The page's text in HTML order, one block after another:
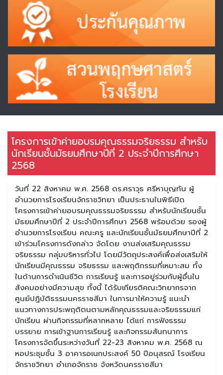
โครงการเข้าค่ายอบรมคุณธรรมจริยธรรม สำหรับ
นักเรียนชั้นมัธยมศึกษาปีที่ 2 ประจำปีการศึกษา
2568
วันที่ 22 สิงหาคม พ.ศ. 2568 ดร.ศราวุธ ศรีหาบุญทัน ผู้
อำนวยการโรงเรียนจักราชวิทยา เป็นประธานในพิธีเปิด
โครงการเข้าค่ายอบรมคุณธรรมจริยธรรม สำหรับนักเรียนชั้น
มัธยมศึกษาปีที่ 2 ประจำปีการศึกษา 2568 พร้อมด้วย รองผู้
อำนวยการโรงเรียน คณะครู และนักเรียนชั้นมัธยมศึกษาปีที่ 2
เข้าร่วมโครงการดังกล่าว จัดโดย งานส่งเสริมคุณธรรม
จริยธรรม กลุ่มบริหารทั่วไป โดยมีวัตถุประสงค์เพื่อส่งเสริมให้
นักเรียนมีคุณธรรม จริยธรรม และพฤติกรรมที่เหมาะสม ทั้ง
ในด้านการดำเนินชีวิต การเรียนรู้ และการอยู่ร่วมกับผู้อื่นใน
สังคมอย่างมีความสุข ทั้งนี้ ได้รับเกียรติคณะวิทยากรจาก
ศูนย์ปฏิบัติธรรมนครราชสีมา ในการมาให้ความรู้ แนะนำ
แนวทางการประพฤติตนตามหลักคุณธรรมและจริยธรรมแก่
นักเรียน ผ่านกิจกรรมที่หลากหลาย ได้แก่ การฟังธรรม
บรรยาย การเข้าฐานการเรียนรู้ และกิจกรรมสันทนาการ
โครงการจัดขึ้นระหว่างวันที่ 22-23 สิงหาคม พ.ศ. 2568 ณ
หอประชุมชั้น 3 อาคารอเนกประสงค์ 50 ปีอนุสรณ์ โรงเรียน
จักราชวิทยา อำเภอจักราช จังหวัดนครราชสีมา